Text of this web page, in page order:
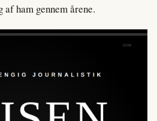
ham gennem årene.